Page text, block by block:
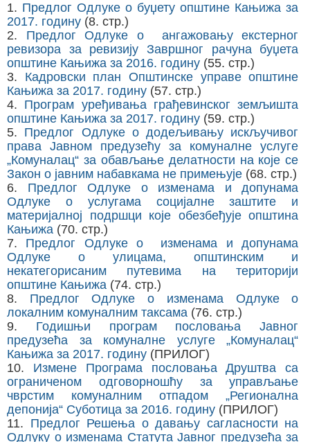
1. Предлог Одлуке о буџету општине Кањижа за
2017. годину (8. стр.)
2. Предлог Одлуке о ангажовању екстерног
ревизора за ревизију Завршног рачуна буџета
општине Кањижа за 2016. годину (55. стр.)
3. Кадровски план Општинске управе општине
Кањижа за 2017. годину (57. стр.)
4. Програм уређивања грађевинског земљишта
општине Кањижа за 2017. годину (59. стр.)
5. Предлог Одлуке о додељивању искључивог
права Јавном предузећу за комуналне услуге
„Комуналац“ за обављање делатности на које се
Закон о јавним набавкама не примењује (68. стр.)
6. Предлог Одлуке о изменама и допунама
Одлуке о услугама социјалне заштите и
материјалној подршци које обезбеђује општина
Кањижа (70. стр.)
7. Предлог Одлуке о изменама и допунама
Одлуке о улицама, општинским и
некатегорисаним путевима на територији
општине Кањижа (74. стр.)
8. Предлог Одлуке о изменама Одлуке о
локалним комуналним таксама (76. стр.)
9. Годишњи програм пословања Јавног
предузећа за комуналне услуге „Комуналац“
Кањижа за 2017. годину (ПРИЛОГ)
10. Измене Програма пословања Друштва са
ограниченом одговорношћу за управљање
чврстим комуналним отпадом „Регионална
депонија“ Суботица за 2016. годину (ПРИЛОГ)
11. Предлог Решења о давању сагласности на
Одлуку о изменама Статута Јавног предузећа за